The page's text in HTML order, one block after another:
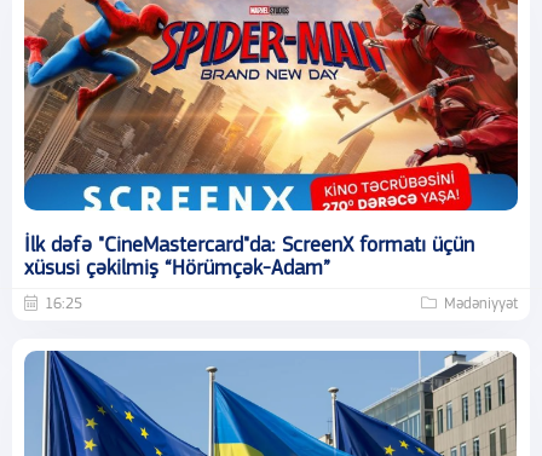
İlk dəfə "CineMastercard"da: ScreenX formatı üçün
xüsusi çəkilmiş “Hörümçək-Adam”
16:25 Mədəniyyət